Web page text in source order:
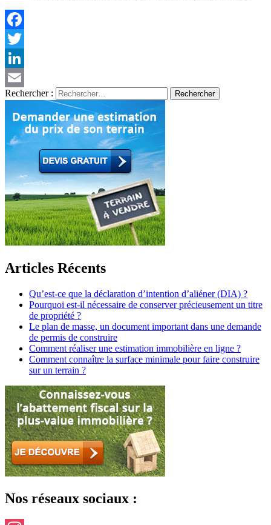
Facebook
Twitter
LinkedIn
Email
Rechercher :
Articles Récents
Qu’est-ce que la déclaration d’intention d’aliéner (DIA) ?
Pourquoi est-il nécessaire de conserver précieusement un titre
de propriété ?
Le plan de masse, un document important dans une demande
de permis de construire
Comment réaliser une estimation immobilière en ligne ?
Comment connaître la surface minimale pour faire construire
sur un terrain ?
Nos réseaux sociaux :